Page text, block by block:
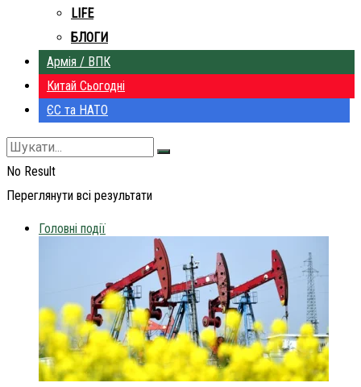
LIFE
БЛОГИ
Армія / ВПК
Китай Сьогодні
ЄС та НАТО
No Result
Переглянути всі результати
Головні події